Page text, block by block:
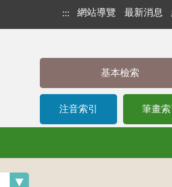
::: 網站導覽 最新消息
基本檢索
注音索引 筆畫索